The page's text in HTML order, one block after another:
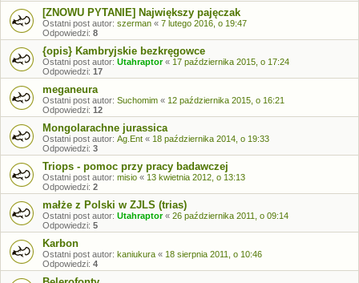
[ZNOWU PYTANIE] Największy pajęczak
Ostatni post autor: szerman « 7 lutego 2016, o 19:47
Odpowiedzi: 8
{opis} Kambryjskie bezkręgowce
Ostatni post autor: Utahraptor« 17 października 2015, o 17:24
Odpowiedzi: 17
meganeura
Ostatni post autor: Suchomim « 12 października 2015, o 16:21
Odpowiedzi: 12
Mongolarachne jurassica
Ostatni post autor: Ag.Ent « 18 października 2014, o 19:33
Odpowiedzi: 3
Triops - pomoc przy pracy badawczej
Ostatni post autor: misio « 13 kwietnia 2012, o 13:13
Odpowiedzi: 2
małże z Polski w ZJLS (trias)
Ostatni post autor: Utahraptor« 26 października 2011, o 09:14
Odpowiedzi: 5
Karbon
Ostatni post autor: kaniukura « 18 sierpnia 2011, o 10:46
Odpowiedzi: 4